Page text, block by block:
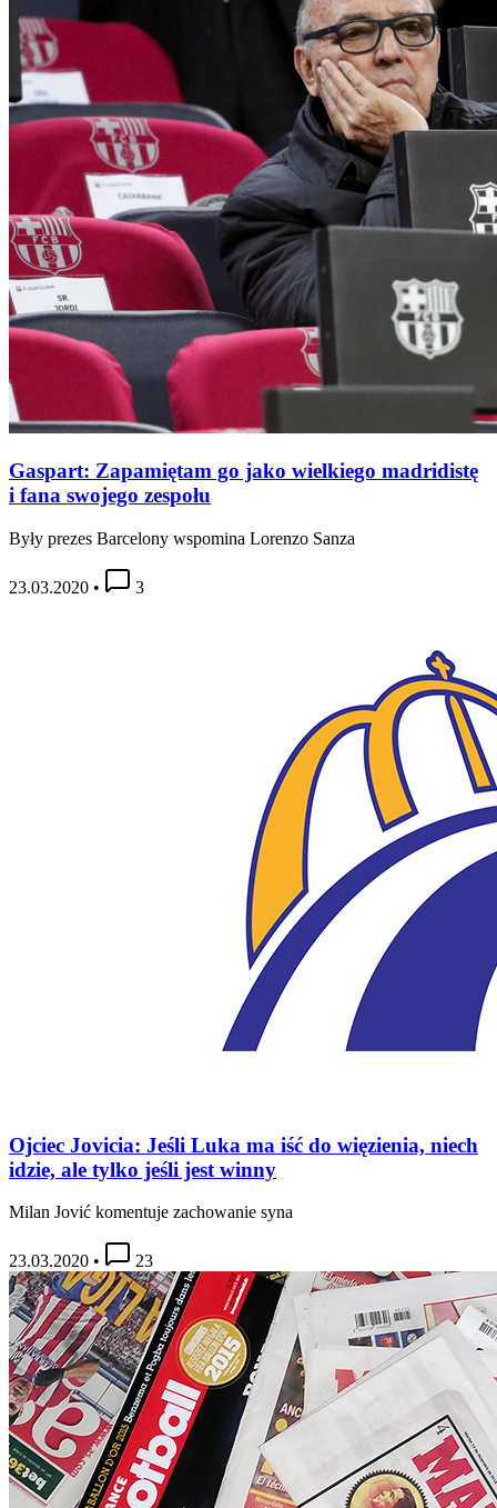
Gaspart: Zapamiętam go jako wielkiego madridistę
i fana swojego zespołu
Były prezes Barcelony wspomina Lorenzo Sanza
23.03.2020 • 3
Ojciec Jovicia: Jeśli Luka ma iść do więzienia, niech
idzie, ale tylko jeśli jest winny
Milan Jović komentuje zachowanie syna
23.03.2020 • 23